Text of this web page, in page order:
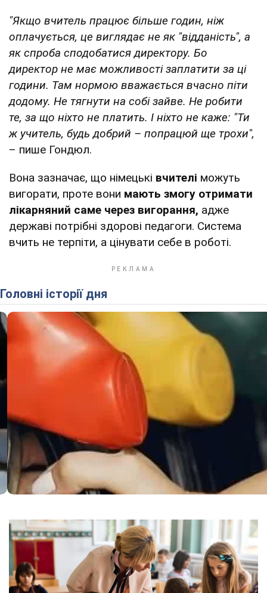
"Якщо вчитель працює більше годин, ніж
оплачується, це виглядає не як "відданість", а
як спроба сподобатися директору. Бо
директор не має можливості заплатити за ці
години. Там нормою вважається вчасно піти
додому. Не тягнути на собі зайве. Не робити
те, за що ніхто не платить. І ніхто не каже: "Ти
ж учитель, будь добрий – попрацюй ще трохи",
– пише Гондюл.
Вона зазначає, що німецькі вчителі можуть
вигорати, проте вони мають змогу отримати
лікарняний саме через вигорання, адже
державі потрібні здорові педагоги. Система
вчить не терпіти, а цінувати себе в роботі.
Головні історії дня